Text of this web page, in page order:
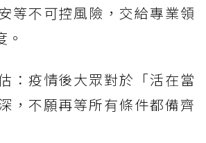
等不可控風險，交給專業領
：疫情後大眾對於「活在當
，不願再等所有條件都備齊